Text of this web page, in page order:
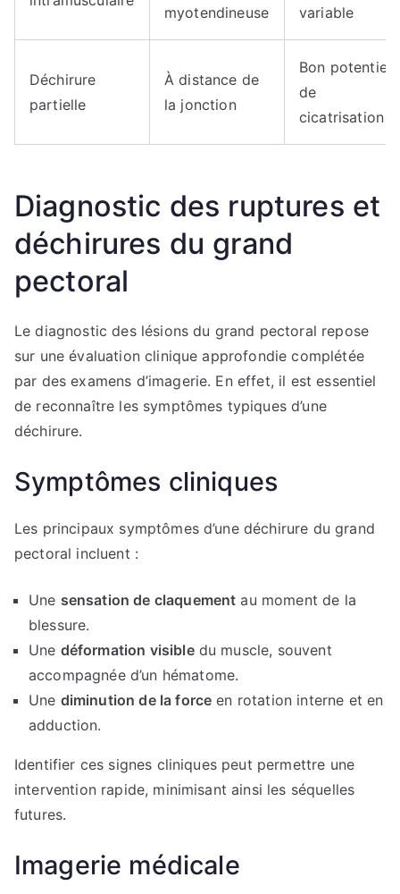
myotendineuse variable
Déchirure
partielle
À distance de
la jonction
Bon potentiel
de
cicatrisation
Diagnostic des ruptures et
déchirures du grand
pectoral
Le diagnostic des lésions du grand pectoral repose
sur une évaluation clinique approfondie complétée
par des examens d’imagerie. En effet, il est essentiel
de reconnaître les symptômes typiques d’une
déchirure.
Symptômes cliniques
Les principaux symptômes d’une déchirure du grand
pectoral incluent :
Une sensation de claquement au moment de la
blessure.
Une déformation visibledu muscle, souvent
accompagnée d’un hématome.
Une diminution de la force en rotation interne et en
adduction.
Identifier ces signes cliniques peut permettre une
intervention rapide, minimisant ainsi les séquelles
futures.
Imagerie médicale